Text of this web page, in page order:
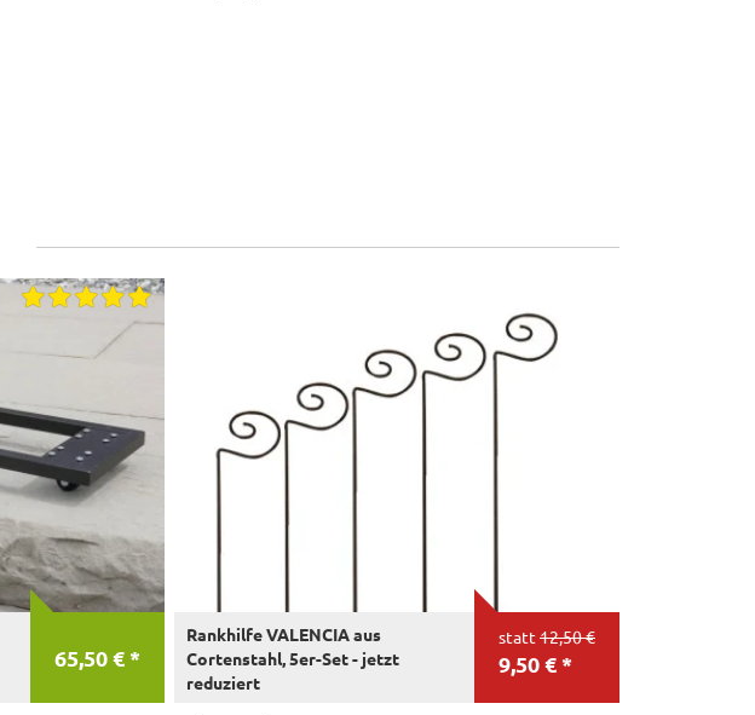
65,50 € *
statt 12,50 €
9,50 € *
Rankhilfe VALENCIA aus
Cortenstahl, 5er-Set - jetzt
reduziert